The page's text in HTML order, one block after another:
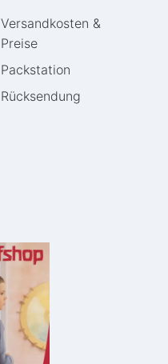
Versandkosten &
Preise
Packstation
Rücksendung